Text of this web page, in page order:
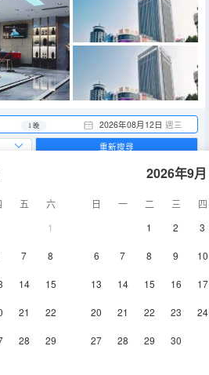
2026年08月12日 週三
1 晚
五
六
1
7 8
14 15
21 22
28 29
2026年9月
日 一 二 三
四
1
2 3
6 7 8 9 10
13 14 15 16 17
20 21 22 23 24
27 28 29 30
重新搜尋
30-40㎡ 空調